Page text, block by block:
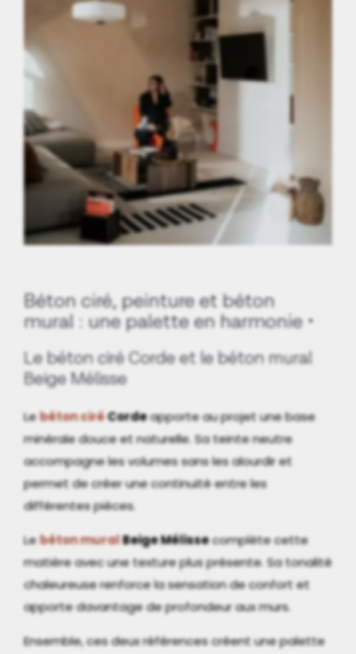
Béton ciré, peinture et béton
mural : une palette en harmonie
Le béton ciré Corde et le béton mural
Beige Mélisse
Lebéton ciréCordeapporte au projet une base
minérale douce et naturelle. Sa teinte neutre
accompagne les volumes sans les alourdir et
permet de créer une continuité entre les
différentes pièces.
Lebéton muralBeige Mélissecomplète cette
matière avec une texture plus présente. Sa tonalité
chaleureuse renforce la sensation de confort et
apporte davantage de profondeur aux murs.
Ensemble, ces deux références créent une palette